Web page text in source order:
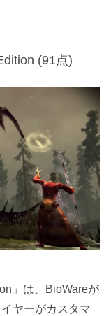
(91点)
」は、BioWareが
ヤーがカスタマ